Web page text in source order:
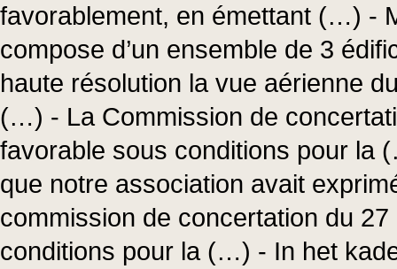
favorablement, en émettant (…) -
compose d’un ensemble de 3
haute résolution la vue aérienne
(…) - La Commission de
favorable sous conditions pour la
que notre association avait
commission de concertation du
conditions pour la (…) - In het